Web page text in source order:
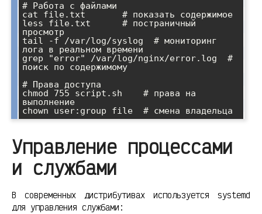
# Работа с файлами
cat file.txt       # показать содержимое
less file.txt      # постраничный
просмотр
tail -f /var/log/syslog  # мониторинг
лога в реальном времени
grep "error" /var/log/nginx/error.log  #
поиск по содержимому
# Права доступа
chmod 755 script.sh    # права на
выполнение
Управление процессами
и службами
В современных дистрибутивах используется systemd
для управления службами: